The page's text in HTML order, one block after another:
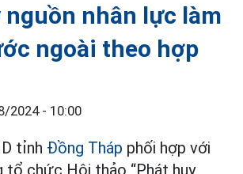
nguồn nhân lực làm
ngoài theo hợp
2024 - 10:00
tỉnh Đồng Tháp phối hợp với
tổ chức Hội thảo “Phát huy